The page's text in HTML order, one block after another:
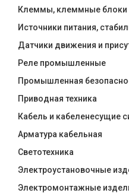
Клеммы, клеммные блоки
Источники питания,
Датчики движения и
Реле промышленные
Промышленная
Приводная техника
Кабель и кабеленесущие
Арматура кабельная
Светотехника
Электроустановочные
Электромонтажные